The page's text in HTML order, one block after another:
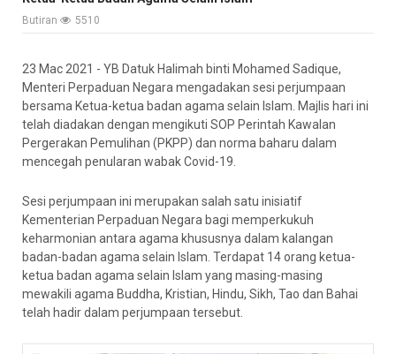
Butiran 5510
23 Mac 2021 - YB Datuk Halimah binti Mohamed Sadique,
Menteri Perpaduan Negara mengadakan sesi perjumpaan
bersama Ketua-ketua badan agama selain Islam. Majlis hari ini
telah diadakan dengan mengikuti SOP Perintah Kawalan
Pergerakan Pemulihan (PKPP) dan norma baharu dalam
mencegah penularan wabak Covid-19.
Sesi perjumpaan ini merupakan salah satu inisiatif
Kementerian Perpaduan Negara bagi memperkukuh
keharmonian antara agama khususnya dalam kalangan
badan-badan agama selain Islam. Terdapat 14 orang ketua-
ketua badan agama selain Islam yang masing-masing
mewakili agama Buddha, Kristian, Hindu, Sikh, Tao dan Bahai
telah hadir dalam perjumpaan tersebut.